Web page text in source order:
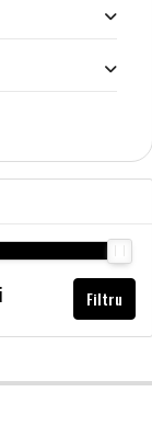
Filtru